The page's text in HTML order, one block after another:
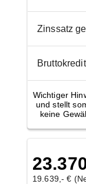
Zinssatz
Bruttokredit
Wichtiger
und stellt
keine
19.639,- €